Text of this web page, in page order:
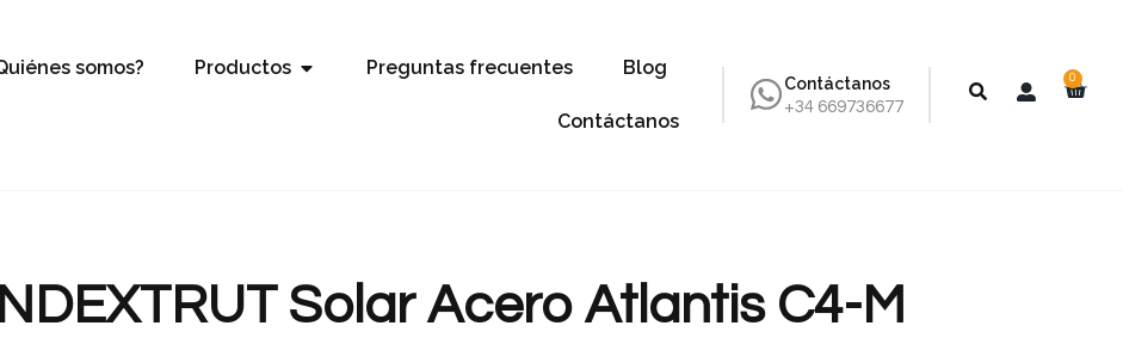
somos? Productos Preguntas frecuentes Blog
Contáctanos
Contáctanos
+34 669736677
0
Solar Acero Atlantis C4-M